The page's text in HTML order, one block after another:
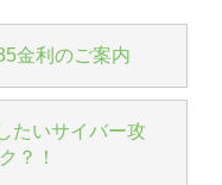
金利のご案内
たいサイバー攻
？！